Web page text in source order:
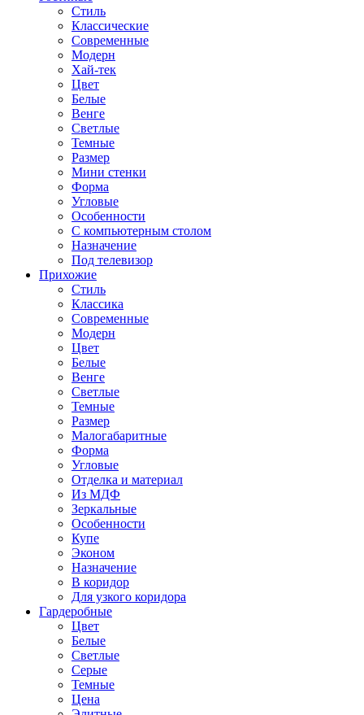
Стиль
Классические
Современные
Модерн
Хай-тек
Цвет
Белые
Венге
Светлые
Темные
Размер
Мини стенки
Форма
Угловые
Особенности
С компьютерным столом
Назначение
Под телевизор
Прихожие
Стиль
Классика
Современные
Модерн
Цвет
Белые
Венге
Светлые
Темные
Размер
Малогабаритные
Форма
Угловые
Отделка и материал
Из МДФ
Зеркальные
Особенности
Купе
Эконом
Назначение
В коридор
Для узкого коридора
Гардеробные
Цвет
Белые
Светлые
Серые
Темные
Цена